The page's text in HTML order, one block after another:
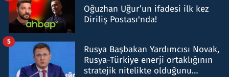
Oğuzhan Uğur’un ifadesi ilk kez
Diriliş Postası'nda!
Rusya Başbakan Yardımcısı Novak,
Rusya-Türkiye enerji ortaklığının
stratejik nitelikte olduğunu
5